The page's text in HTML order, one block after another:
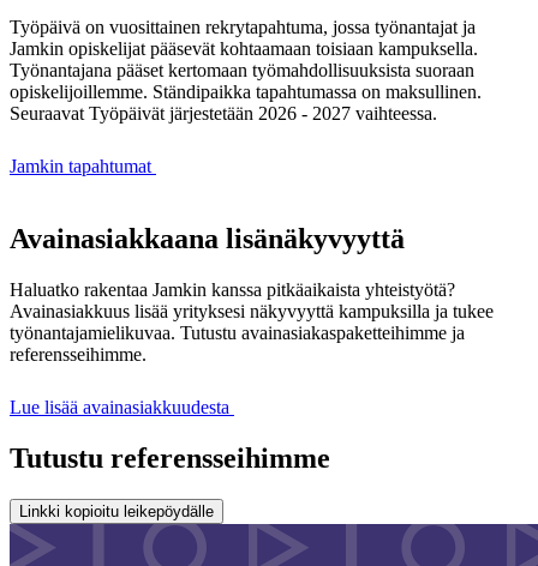
Työpäivä on vuosittainen rekrytapahtuma, jossa työnantajat ja
Jamkin opiskelijat pääsevät kohtaamaan toisiaan kampuksella.
Työnantajana pääset kertomaan työmahdollisuuksista suoraan
opiskelijoillemme. Ständipaikka tapahtumassa on maksullinen.
Seuraavat Työpäivät järjestetään 2026 - 2027 vaihteessa.
Jamkin tapahtumat
Avainasiakkaana lisänäkyvyyttä
Haluatko rakentaa Jamkin kanssa pitkäaikaista yhteistyötä?
Avainasiakkuus lisää yrityksesi näkyvyyttä kampuksilla ja tukee
työnantajamielikuvaa. Tutustu avainasiakaspaketteihimme ja
referensseihimme.
Lue lisää avainasiakkuudesta
Tutustu referensseihimme
Linkki kopioitu leikepöydälle